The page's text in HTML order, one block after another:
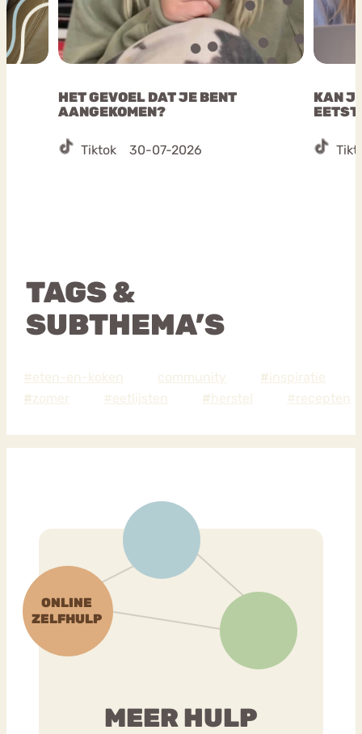
HET GEVOEL DAT JE BENT
AANGEKOMEN?
Tiktok 30-07-2026
KAN
TAGS &
SUBTHEMA’S
#eten-en-koken community #inspiratie
#zomer #eetlijsten #herstel #recepten
MEER HULP